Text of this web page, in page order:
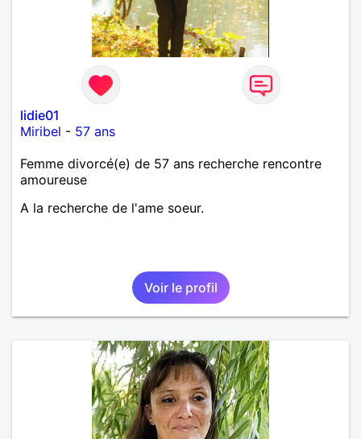
lidie01
Miribel - 57 ans
Femme divorcé(e) de 57 ans recherche rencontre
amoureuse
A la recherche de l'ame soeur.
Voir le profil